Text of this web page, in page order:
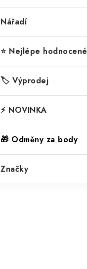
Nářadí
⭐ Nejlépe hodnocené
🏷️ Výprodej
⚡ NOVINKA
🎁 Odměny za body
Značky